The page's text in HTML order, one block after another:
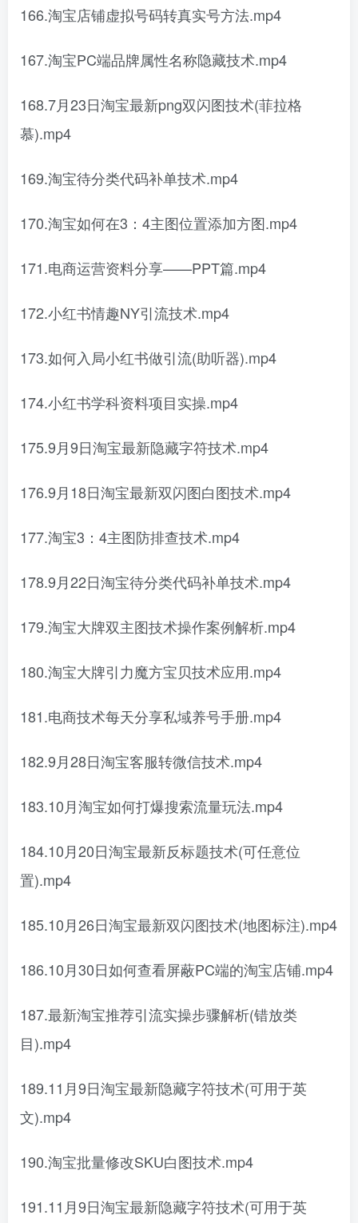
166.淘宝店铺虚拟号码转真实号方法.mp4
167.淘宝PC端品牌属性名称隐藏技术.mp4
168.7月23日淘宝最新png双闪图技术(菲拉格
慕).mp4
169.淘宝待分类代码补单技术.mp4
170.淘宝如何在3：4主图位置添加方图.mp4
171.电商运营资料分享——PPT篇.mp4
172.小红书情趣NY引流技术.mp4
173.如何入局小红书做引流(助听器).mp4
174.小红书学科资料项目实操.mp4
175.9月9日淘宝最新隐藏字符技术.mp4
176.9月18日淘宝最新双闪图白图技术.mp4
177.淘宝3：4主图防排查技术.mp4
178.9月22日淘宝待分类代码补单技术.mp4
179.淘宝大牌双主图技术操作案例解析.mp4
180.淘宝大牌引力魔方宝贝技术应用.mp4
181.电商技术每天分享私域养号手册.mp4
182.9月28日淘宝客服转微信技术.mp4
183.10月淘宝如何打爆搜索流量玩法.mp4
184.10月20日淘宝最新反标题技术(可任意位
置).mp4
185.10月26日淘宝最新双闪图技术(地图标注).mp4
186.10月30日如何查看屏蔽PC端的淘宝店铺.mp4
187.最新淘宝推荐引流实操步骤解析(错放类
目).mp4
189.11月9日淘宝最新隐藏字符技术(可用于英
文).mp4
190.淘宝批量修改SKU白图技术.mp4
191.11月9日淘宝最新隐藏字符技术(可用于英